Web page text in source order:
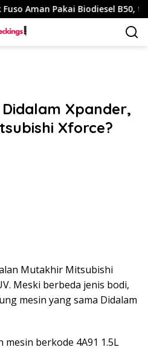
Aman Pakai Biodiesel B50, tapi
Xpander,
Xforce?
Mutakhir Mitsubishi
Meski berbeda jenis bodi,
mesin yang sama Didalam
berkode 4A91 1.5L